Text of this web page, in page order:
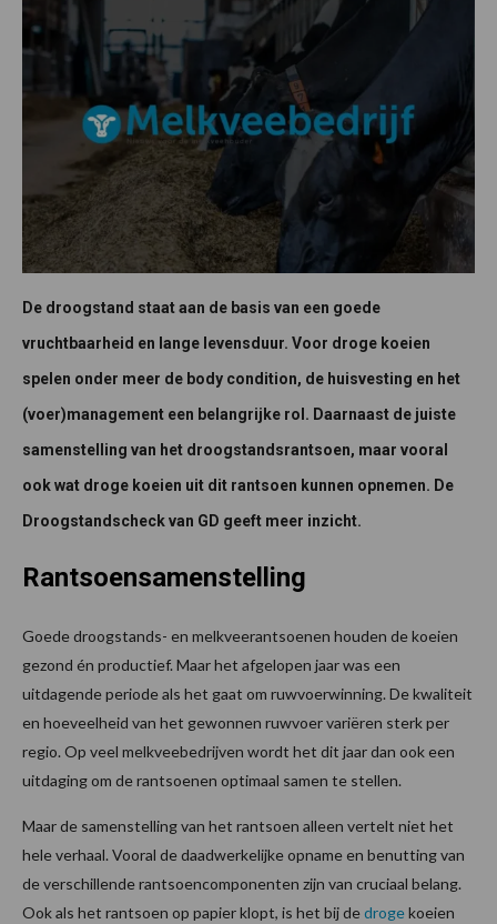
De droogstand staat aan de basis van een goede
vruchtbaarheid en lange levensduur. Voor droge koeien
spelen onder meer de body condition, de huisvesting en het
(voer)management een belangrijke rol. Daarnaast de juiste
samenstelling van het droogstandsrantsoen, maar vooral
ook wat droge koeien uit dit rantsoen kunnen opnemen. De
Droogstandscheck van GD geeft meer inzicht.
Rantsoensamenstelling
Goede droogstands- en melkveerantsoenen houden de koeien
gezond én productief. Maar het afgelopen jaar was een
uitdagende periode als het gaat om ruwvoerwinning. De kwaliteit
en hoeveelheid van het gewonnen ruwvoer variëren sterk per
regio. Op veel melkveebedrijven wordt het dit jaar dan ook een
uitdaging om de rantsoenen optimaal samen te stellen.
Maar de samenstelling van het rantsoen alleen vertelt niet het
hele verhaal. Vooral de daadwerkelijke opname en benutting van
de verschillende rantsoencomponenten zijn van cruciaal belang.
Ook als het rantsoen op papier klopt, is het bij dedrogekoeien